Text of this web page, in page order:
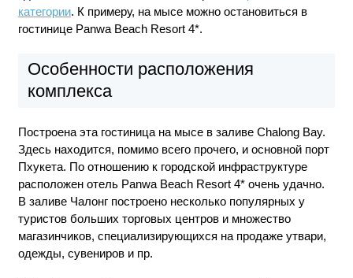
категории. К примеру, на мысе можно остановиться в
гостинице Panwa Beach Resort 4*.
Особенности расположения
комплекса
Построена эта гостиница на мысе в заливе Chalong Bay.
Здесь находится, помимо всего прочего, и основной порт
Пхукета. По отношению к городской инфраструктуре
расположен отель Panwa Beach Resort 4* очень удачно.
В заливе Чалонг построено несколько популярных у
туристов больших торговых центров и множество
магазинчиков, специализирующихся на продаже утвари,
одежды, сувениров и пр.